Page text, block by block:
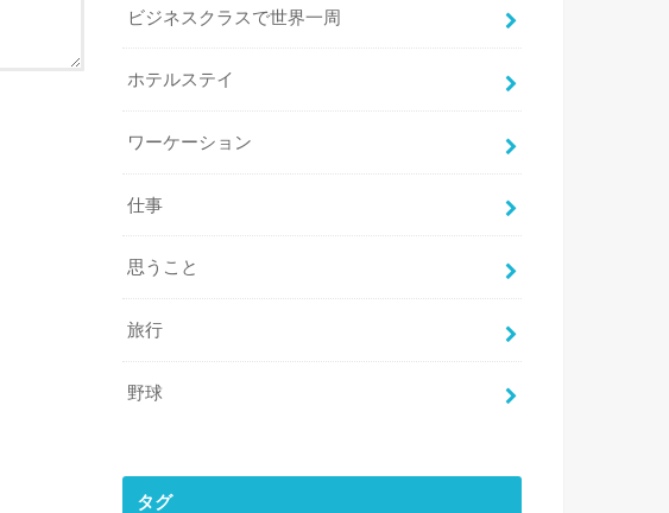
ビジネスクラスで世界一周
ホテルステイ
ワーケーション
仕事
思うこと
旅行
野球
タグ